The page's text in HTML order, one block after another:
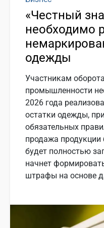
«Честный
необходимо
одежды
Участникам
промышленности
2026 года
остатки одежды,
обязательных
продажа продукции
будет полностью
начнет
штрафы на основе